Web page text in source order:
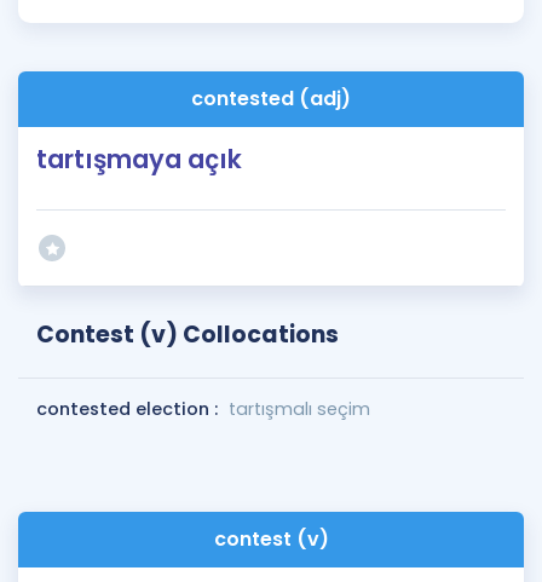
İngilizce Gramer
contested (adj)
tartışmaya açık
Contest (v) Collocations
contested election : tartışmalı seçim
contest (v)